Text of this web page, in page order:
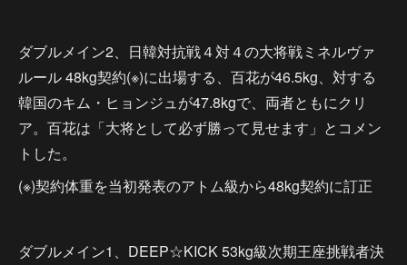
ダブルメイン2、日韓対抗戦４対４の大将戦ミネルヴァ
ルール 48kg契約(※)に出場する、百花が46.5kg、対する
韓国のキム・ヒョンジュが47.8kgで、両者ともにクリ
ア。百花は「大将として必ず勝って見せます」とコメン
トした。
(※)契約体重を当初発表のアトム級から48kg契約に訂正
ダブルメイン1、DEEP☆KICK 53kg級次期王座挑戦者決